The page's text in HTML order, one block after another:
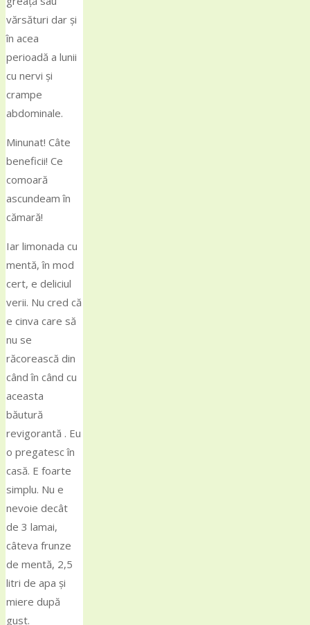
vărsături dar și
în acea
perioadă a lunii
cu nervi și
crampe
abdominale.
Minunat! Câte
beneficii! Ce
comoară
ascundeam în
cămară!
Iar limonada cu
mentă, în mod
cert, e deliciul
verii. Nu cred că
e cinva care să
nu se
răcorească din
când în când cu
aceasta
băutură
revigorantă . Eu
o pregatesc în
casă. E foarte
simplu. Nu e
nevoie decât
de 3 lamai,
câteva frunze
de mentă, 2,5
litri de apa și
miere după
gust.